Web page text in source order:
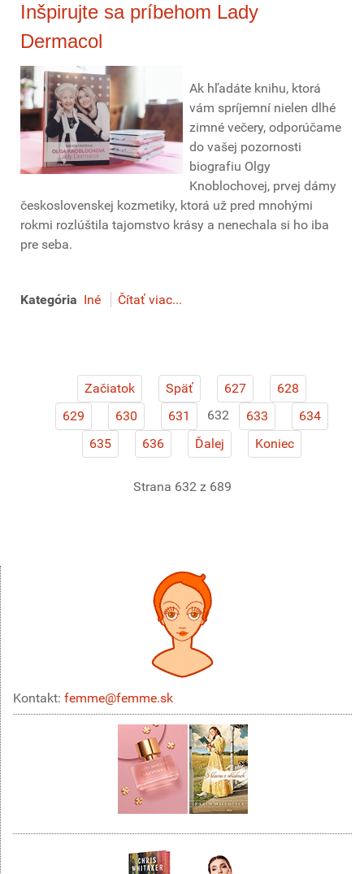
Inšpirujte sa príbehom Lady
Dermacol
Ak hľadáte knihu, ktorá
vám spríjemní nielen dlhé
zimné večery, odporúčame
do vašej pozornosti
biografiu Olgy
Knoblochovej, prvej dámy
československej kozmetiky, ktorá už pred mnohými
rokmi rozlúštila tajomstvo krásy a nenechala si ho iba
pre seba.
Kategória Iné Čítať viac...
Začiatok Späť 627
628
629
630 631 632 633
634
635
636 Ďalej Koniec
Strana 632 z 689
Kontakt: femme@femme.sk